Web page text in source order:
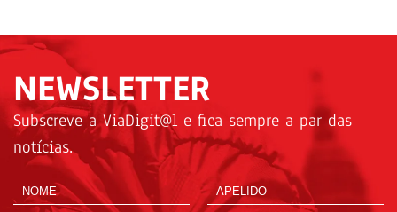
NEWSLETTER
Subscreve a ViaDigit@l e fica sempre a par das
notícias.